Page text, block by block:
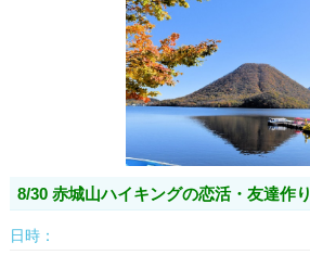
8/30 赤城山ハイキングの恋活・友達作り
日時：